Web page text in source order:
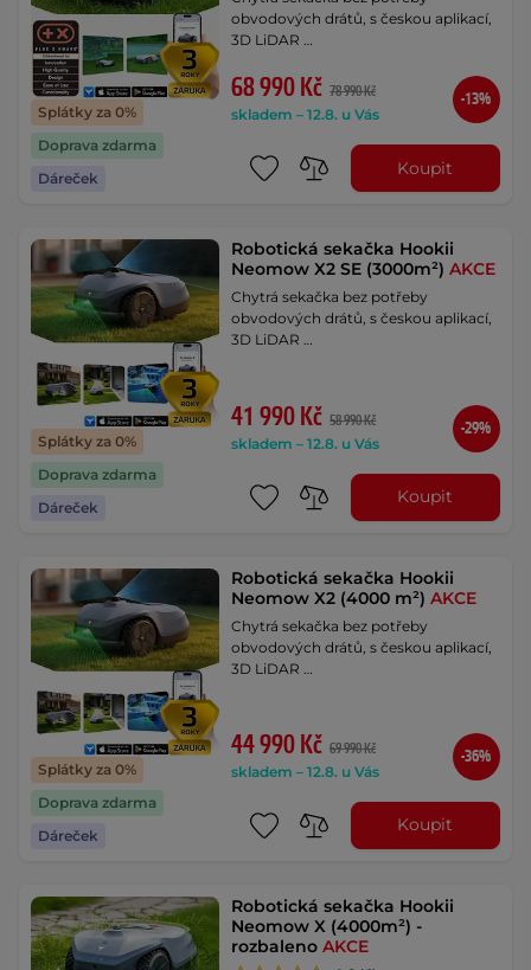
Splátky za 0%
Doprava zdarma
Dáreček
obvodových drátů, s českou aplikací,
3D LiDAR …
68 990 Kč 78 990 Kč
skladem – 12.8. u Vás
-13%
Koupit
Splátky za 0%
Doprava zdarma
Dáreček
Robotická sekačka Hookii
Neomow X2 SE (3000m²)AKCE
Chytrá sekačka bez potřeby
obvodových drátů, s českou aplikací,
3D LiDAR …
41 990 Kč 58 990 Kč
skladem – 12.8. u Vás
-29%
Koupit
Splátky za 0%
Doprava zdarma
Dáreček
Robotická sekačka Hookii
Neomow X2 (4000 m²)AKCE
Chytrá sekačka bez potřeby
obvodových drátů, s českou aplikací,
3D LiDAR …
44 990 Kč 69 990 Kč
skladem – 12.8. u Vás
-36%
Koupit
Robotická sekačka Hookii
Neomow X (4000m²) -
rozbalenoAKCE